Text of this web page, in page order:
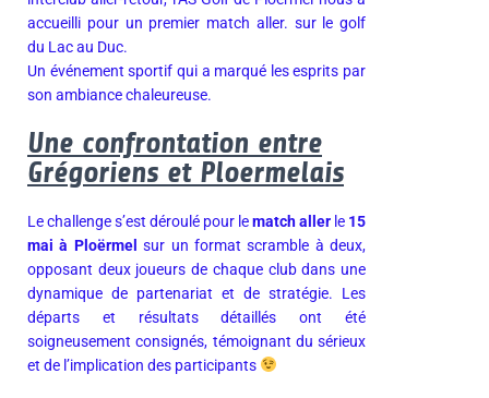
accueilli pour un premier match aller. sur le golf
du Lac au Duc.
Un événement sportif qui a marqué les esprits par
son ambiance chaleureuse.
Une confrontation entre
Grégoriens et Ploermelais
Le challenge s’est déroulé pour lematch aller le 15
mai à Ploërmel sur un format scramble à deux,
opposant deux joueurs de chaque club dans une
dynamique de partenariat et de stratégie. Les
départs et résultats détaillés ont été
soigneusement consignés, témoignant du sérieux
et de l’implication des participants